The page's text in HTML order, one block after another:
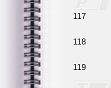
117
118
119